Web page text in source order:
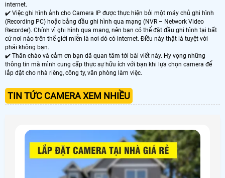
internet.
✔️ Việc ghi hình ảnh cho Camera IP được thực hiện bởi một máy chủ ghi hình
(Recording PC) hoặc bằng đầu ghi hình qua mạng (NVR – Network Video
Recorder). Chính vì ghi hình qua mạng, nên bạn có thể đặt đầu ghi hình tại bất
cứ nơi nào trên thế giới miễn là nơi đó có internet. Điều này thật là tuyệt vời
phải không bạn.
✔️ Thân chào và cảm ơn bạn đã quan tâm tới bài viết này. Hy vọng những
thông tin mà mình cung cấp thực sự hữu ích với bạn khi lựa chọn camera để
lắp đặt cho nhà riêng, công ty, văn phòng làm việc.
TIN TỨC CAMERA XEM NHIỀU